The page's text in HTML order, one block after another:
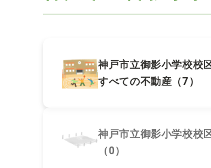
神戸市立御影小学校校
すべての不動産（7）
神戸市立御影小学校校
（0）